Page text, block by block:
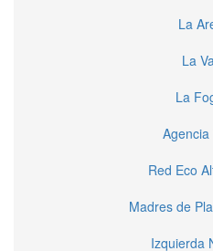
La
La
La
Agencia
Red Eco
Madres de
Izquierda